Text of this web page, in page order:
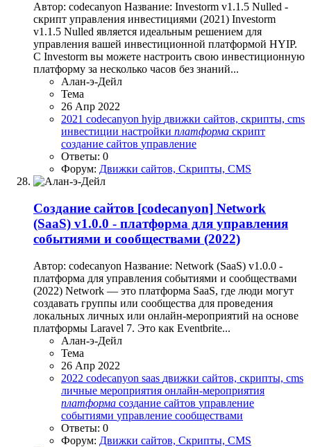
Автор: codecanyon Название: Investorm v1.1.5 Nulled -
скрипт управления инвестициями (2021) Investorm
v1.1.5 Nulled является идеальным решением для
управления вашей инвестиционной платформой HYIP.
С Investorm вы можете настроить свою инвестиционную
платформу за несколько часов без знаний...
Алан-э-Дейл
Тема
26 Апр 2022
2021 codecanyon hyip движки сайтов, скрипты, cms
инвестиции настройки платформа скрипт
создание сайтов управление
Ответы: 0
Форум: Движки сайтов, Скрипты, CMS
Создание сайтов [codecanyon] Network
(SaaS) v1.0.0 - платформа для управления
событиями и сообществами (2022)
Автор: codecanyon Название: Network (SaaS) v1.0.0 -
платформа для управления событиями и сообществами
(2022) Network — это платформа SaaS, где люди могут
создавать группы или сообщества для проведения
локальных личных или онлайн-мероприятий на основе
платформы Laravel 7. Это как Eventbrite...
Алан-э-Дейл
Тема
26 Апр 2022
2022 codecanyon saas движки сайтов, скрипты, cms
личные мероприятия онлайн-мероприятия
платформа создание сайтов управление
событиями управление сообществами
Ответы: 0
Форум: Движки сайтов, Скрипты, CMS